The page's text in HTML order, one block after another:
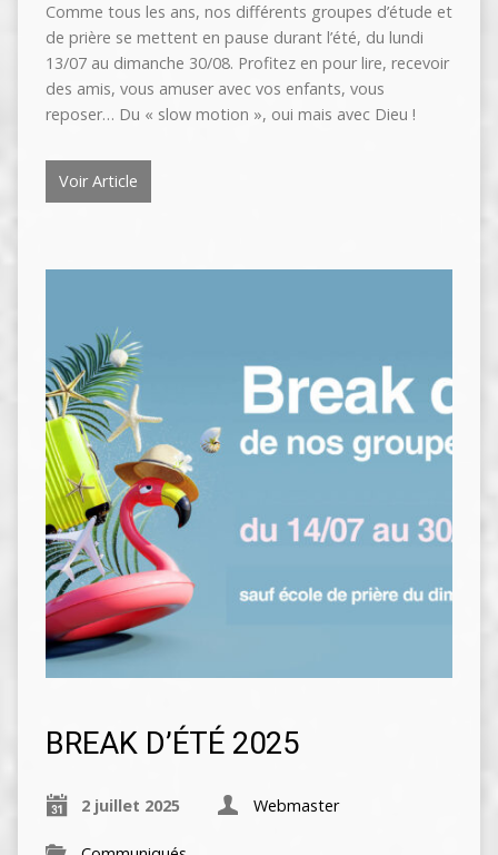
Comme tous les ans, nos différents groupes d’étude et
de prière se mettent en pause durant l’été, du lundi
13/07 au dimanche 30/08. Profitez en pour lire, recevoir
des amis, vous amuser avec vos enfants, vous
reposer… Du « slow motion », oui mais avec Dieu !
Voir Article
BREAK D’ÉTÉ 2025
2 juillet 2025 Webmaster